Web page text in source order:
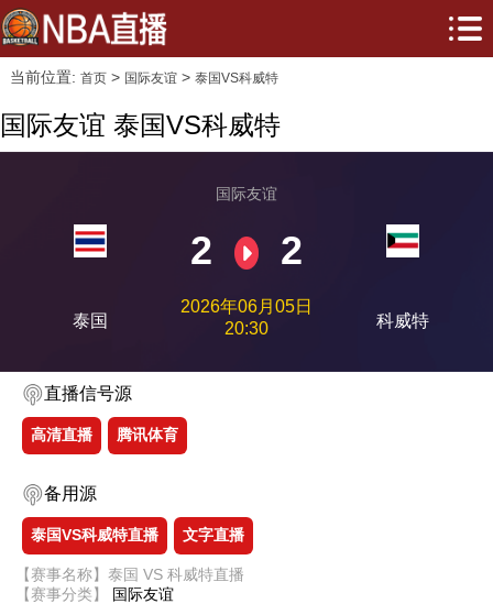
当前位置: 首页> 国际友谊> 泰国VS科威特
国际友谊 泰国VS科威特
泰国
国际友谊
2 2
2026年06月05日
20:30
科威特
直播信号源
高清直播 腾讯体育
备用源
泰国VS科威特直播 文字直播
【赛事名称】泰国 VS 科威特直播
【赛事分类】 国际友谊